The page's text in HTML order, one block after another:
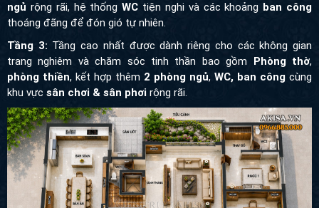
ngủ rộng rãi, hệ thốngWC tiện nghi và các khoảng ban công
thoáng đãng để đón gió tự nhiên.
Tầng 3: Tầng cao nhất được dành riêng cho các không gian
trang nghiêm và chăm sóc tinh thần bao gồm Phòng thờ,
phòng thiền, kết hợp thêm 2 phòng ngủ, WC, ban công cùng
khu vực sân chơi & sân phơi rộng rãi.